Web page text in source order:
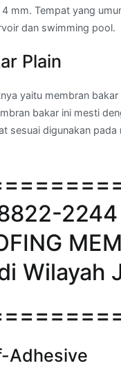
mm. Tempat yang
dan swimming pool.
Plain
yaitu membran
bakar ini mesti
sesuai digunakan
2244
Wilayah
Adhesive